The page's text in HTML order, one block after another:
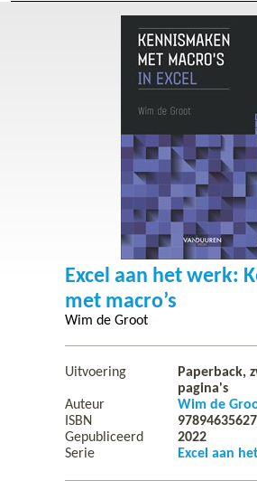
Excel aan het werk:
met macro’s
Wim de Groot
Uitvoering Paperback,
pagina's
Auteur
Wim de
ISBN
Gepubliceerd
2022
Serie
Excel aan